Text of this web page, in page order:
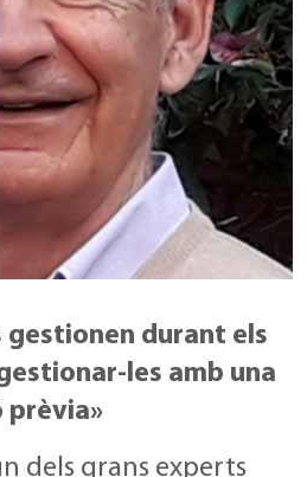
gestionen durant els
les amb una
prèvia»
dels grans experts